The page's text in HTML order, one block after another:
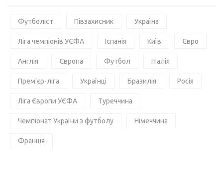
Футболіст Півзахисник Україна
Ліга чемпіонів УЄФА Іспанія Київ Євро
Англія Європа Футбол Італія
Прем'єр-ліга Українці Бразилія Росія
Ліга Європи УЄФА Туреччина
Чемпіонат України з футболу Німеччина
Франція